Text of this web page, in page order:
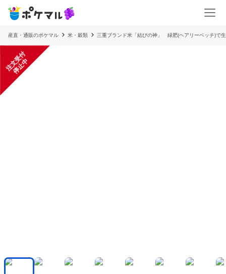
産直・通販のポケマル 米・穀類 三重ブランド米「結びの神」 緑肥(ヘアリーベッチ)で
注
文
受
付
停
止
中